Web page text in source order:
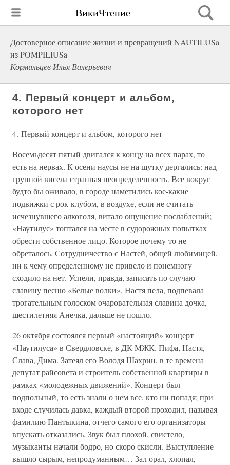
ВикиЧтение
Достоверное описание жизни и превращений NAUTILUSa
из POMPILIUSa
Кормильцев Илья Валерьевич
4. Первый концерт и альбом,
которого нет
4. Первый концерт и альбом, которого нет
Восемьдесят пятый двигался к концу на всех парах, то
есть на нервах. К осени наусы не на шутку дергались: над
группой висела странная неопределенность. Все вокруг
будто бы оживало, в городе наметились кое-какие
подвижки с рок-клубом, в воздухе, если не считать
исчезнувшего алкоголя, витало ощущение послаблений;
«Наутилус» топтался на месте в судорожных попытках
обрести собственное лицо. Которое почему-то не
обреталось. Сотрудничество с Настей, общей любимицей,
ни к чему определенному не привело и понемногу
сходило на нет. Успели, правда, записать по случаю
славину песню «Белые волки», Настя пела, подпевала
трогательным голоском очаровательная славина дочка,
шестилетняя Анечка, дальше не пошло.
26 октября состоялся первый «настоящий» концерт
«Наутилуса» в Свердловске, в ДК МЖК. Пифа, Настя,
Слава, Дима. Затеял его Володя Шахрин, в те времена
депутат райсовета и строитель собственной квартиры в
рамках «молодежных движений». Концерт был
подпольный, то есть знали о нем все, кто ни попадя; при
входе случилась давка, каждый второй проходил, называя
фамилию Пантыкина, отчего самого его организаторы
впускать отказались. Звук был плохой, свистело,
музыканты начали бодро, но скоро скисли. Выступление
вышло сырым, непродуманным… Зал орал, хлопал,